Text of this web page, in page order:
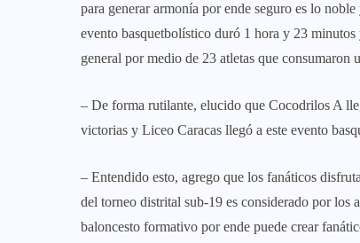
para generar armonía por ende seguro es lo
evento basquetbolístico duró 1 hora y 23
general por medio de 23 atletas que
– De forma rutilante, elucido que Cocodrilos A
victorias y Liceo Caracas llegó a este evento
– Entendido esto, agrego que los fanáticos
del torneo distrital sub-19 es considerado por los
baloncesto formativo por ende puede crear